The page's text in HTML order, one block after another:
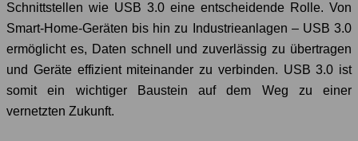
Schnittstellen wie USB 3.0 eine entscheidende Rolle. Von
Smart-Home-Geräten bis hin zu Industrieanlagen – USB 3.0
ermöglicht es, Daten schnell und zuverlässig zu übertragen
und Geräte effizient miteinander zu verbinden. USB 3.0 ist
somit ein wichtiger Baustein auf dem Weg zu einer
vernetzten Zukunft.